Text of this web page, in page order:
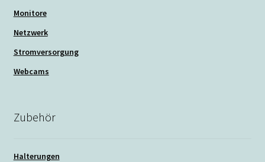
Monitore
Netzwerk
Stromversorgung
Webcams
Zubehör
Halterungen